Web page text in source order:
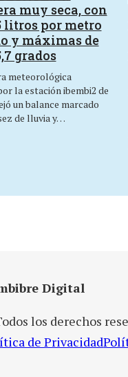
muy seca, con
litros por metro
y máximas de
grados
meteorológica
la estación ibembi2 de
un balance marcado
de lluvia y…
Digital
los derechos
de Privacidad